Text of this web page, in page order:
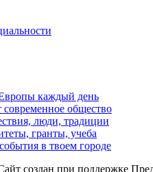
каждый день
общество
люди, традиции
гранты, учеба
в твоем городе
создан при поддержке